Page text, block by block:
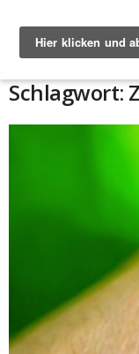
Schlagwort: